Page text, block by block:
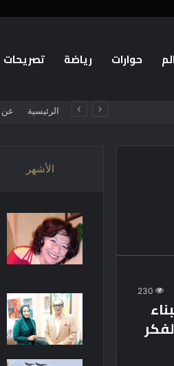
حوارات رياضة تصريحات
الرئيسية عن
230
الأشهر